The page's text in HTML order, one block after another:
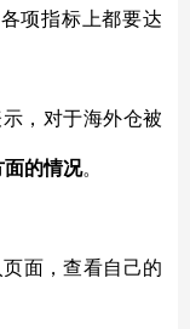
项指标上都要达
，对于海外仓被
面的情况。
页面，查看自己的